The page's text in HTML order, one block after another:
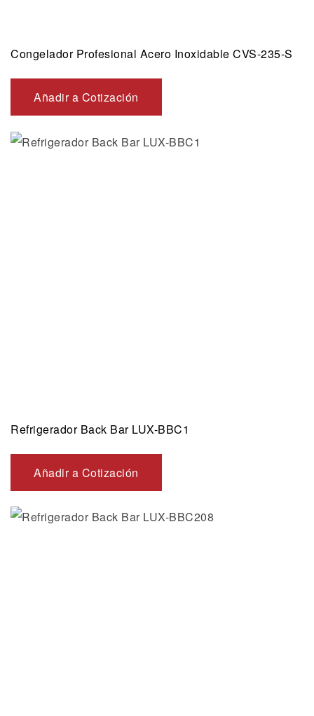
Congelador Profesional Acero Inoxidable CVS-235-S
Añadir a Cotización
Refrigerador Back Bar LUX-BBC1
Añadir a Cotización